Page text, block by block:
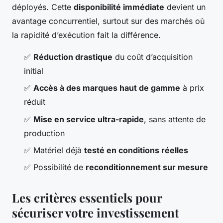
déployés. Cette disponibilité immédiate devient un
avantage concurrentiel, surtout sur des marchés où
la rapidité d’exécution fait la différence.
✅ Réduction drastique du coût d’acquisition
initial
✅ Accès à des marques haut de gamme à prix
réduit
✅ Mise en service ultra-rapide, sans attente de
production
✅ Matériel déjà testé en conditions réelles
✅ Possibilité de reconditionnement sur mesure
Les critères essentiels pour
sécuriser votre investissement